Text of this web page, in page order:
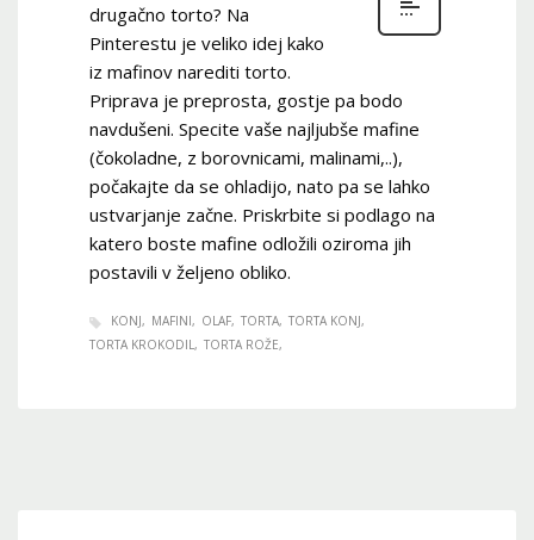
drugačno torto? Na
Pinterestu je veliko idej kako
iz mafinov narediti torto.
Priprava je preprosta, gostje pa bodo
navdušeni. Specite vaše najljubše mafine
(čokoladne, z borovnicami, malinami,..),
počakajte da se ohladijo, nato pa se lahko
ustvarjanje začne. Priskrbite si podlago na
katero boste mafine odložili oziroma jih
postavili v željeno obliko.
KONJ MAFINI OLAF TORTA TORTA KONJ
TORTA KROKODIL
TORTA ROŽE